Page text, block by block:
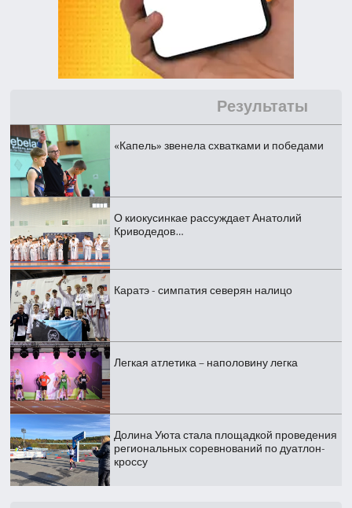
Результаты
«Капель» звенела схватками и победами
О киокусинкае рассуждает Анатолий
Криводедов…
Каратэ - симпатия северян налицо
Легкая атлетика – наполовину легка
Долина Уюта стала площадкой проведения
региональных соревнований по дуатлон-
кроссу